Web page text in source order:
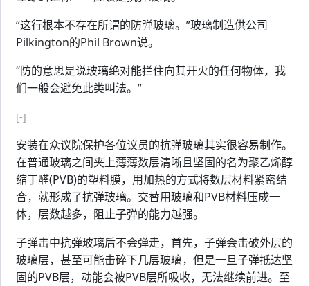
“这行根本不存在所谓的防弹玻璃。”玻璃制造供公司
Pilkington的Phil Brown说。
“防的意思是说玻璃绝对能拦住向其开火的任何物体，我
们一般会避免此类叫法。”
[-]
安装在众议院保护各位议员的抗弹玻璃其实很容易制作。
在普通玻璃之间夹上薄薄数层清晰且坚固的名为聚乙烯醇
缩丁醛(PVB)的塑料膜，用加热的方式将数层材料紧密结
合，就形成了抗弹玻璃。交替用玻璃和PVB材料压成一
体，层数越多，阻止子弹的能力越强。
子弹击中抗弹玻璃后不会弹走，首先，子弹会击破外层的
玻璃层，甚至可能击碎下几层玻璃，但是一旦子弹抵达坚
固的PVB层，动能会被PVB层所吸收，无法继续前进。至